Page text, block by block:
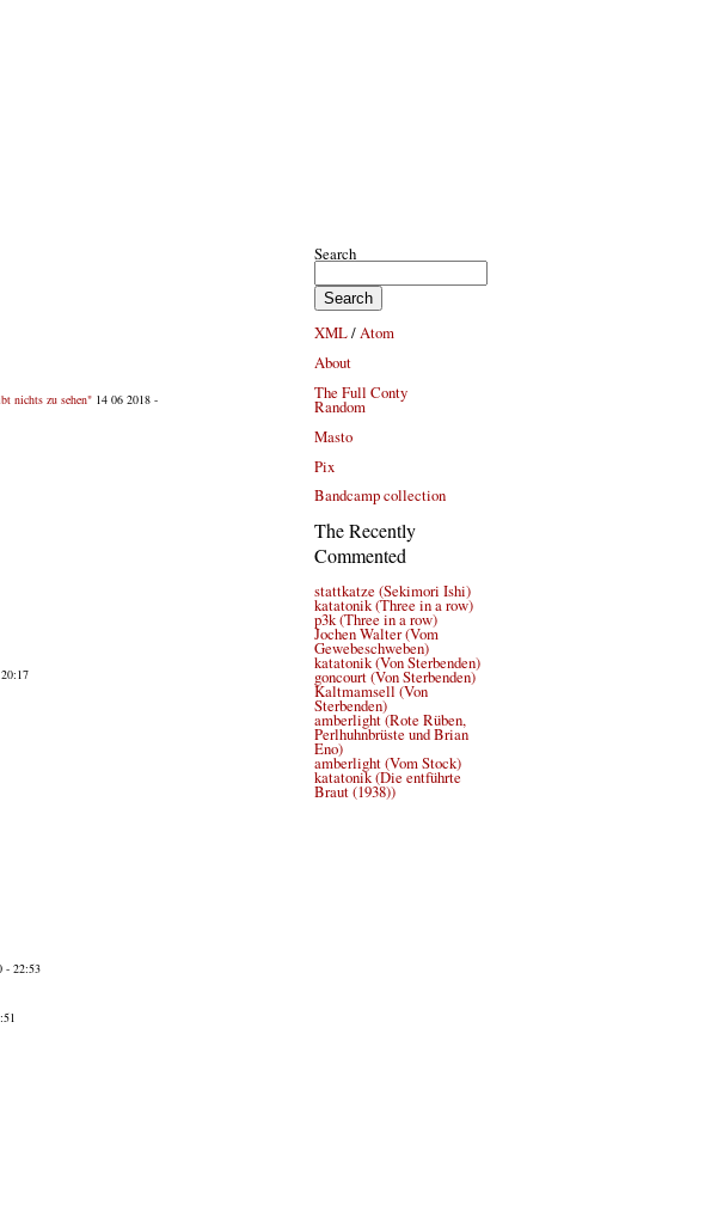
Search
XML/Atom
About
The Full Conty
Random
Masto
Pix
Bandcamp collection
The Recently
Commented
stattkatze (Sekimori Ishi)
katatonik (Three in a row)
p3k (Three in a row)
Jochen Walter (Vom
Gewebeschweben)
katatonik (Von Sterbenden)
goncourt (Von Sterbenden)
Kaltmamsell (Von
Sterbenden)
amberlight (Rote Rüben,
Perlhuhnbrüste und Brian
Eno)
amberlight (Vom Stock)
katatonik (Die entführte
Braut (1938))
nichts zu sehen" 14 06 2018 -
- 22:53